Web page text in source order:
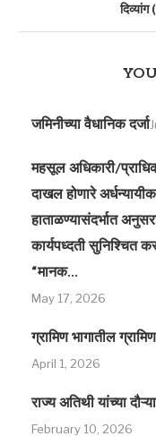
जमिनीच्या वैधानिक दर्जा
महसूल अधिकारी/
दाखल होणारे
हाताळण्यासंदर्भात
कार्यपध्दती सुनिश्चित
“मानक...
May 17, 2026
ग्रामिण भागातील
April 1, 2026
राज्य अतिथी यांच्या
February 10, 2026